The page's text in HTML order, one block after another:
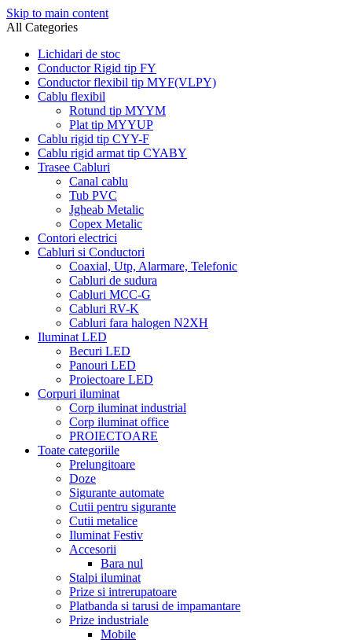
Skip to main content
All Categories
Lichidari de stoc
Conductor Rigid tip FY
Conductor flexibil tip MYF(VLPY)
Cablu flexibil
Rotund tip MYYM
Plat tip MYYUP
Cablu rigid tip CYY-F
Cablu rigid armat tip CYABY
Trasee Cabluri
Canal cablu
Tub PVC
Jgheab Metalic
Copex Metalic
Contori electrici
Cabluri si Conductori
Coaxial, Utp, Alarmare, Telefonic
Cabluri de sudura
Cabluri MCC-G
Cabluri RV-K
Cabluri fara halogen N2XH
Iluminat LED
Becuri LED
Panouri LED
Proiectoare LED
Corpuri iluminat
Corp iluminat industrial
Corp iluminat office
PROIECTOARE
Toate categoriile
Prelungitoare
Doze
Sigurante automate
Cutii pentru sigurante
Cutii metalice
Iluminat Festiv
Accesorii
Bara nul
Stalpi iluminat
Prize si intrerupatoare
Platbanda si tarusi de impamantare
Prize industriale
Mobile